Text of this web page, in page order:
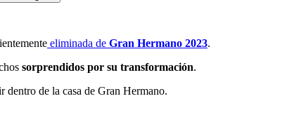
eliminada de Gran Hermano 2023.
sorprendidos por su transformación.
dentro de la casa de Gran Hermano.